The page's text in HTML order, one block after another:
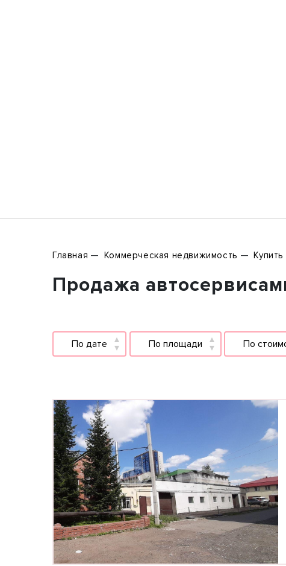
Главная Коммерческая недвижимость Купить
Продажа
По дате По площади По